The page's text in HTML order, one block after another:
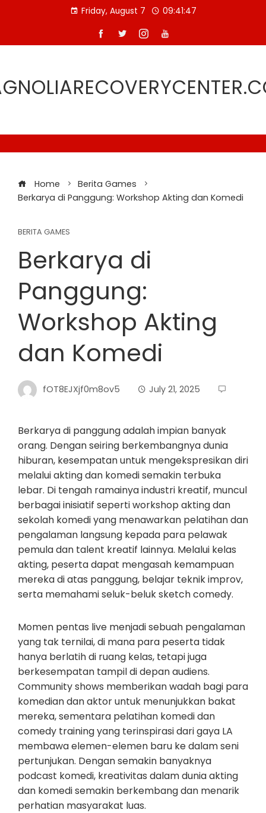
Friday, August 7 09:41:48
Home
Berita Games
Berkarya di Panggung: Workshop Akting dan Komedi
BERITA GAMES
Berkarya di
Panggung:
Workshop Akting
dan Komedi
fOT8EJXjf0m8ov5 July 21, 2025
Berkarya di panggung adalah impian banyak
orang. Dengan seiring berkembangnya dunia
hiburan, kesempatan untuk mengekspresikan diri
melalui akting dan komedi semakin terbuka
lebar. Di tengah ramainya industri kreatif, muncul
berbagai inisiatif seperti workshop akting dan
sekolah komedi yang menawarkan pelatihan dan
pengalaman langsung kepada para pelawak
pemula dan talent kreatif lainnya. Melalui kelas
akting, peserta dapat mengasah kemampuan
mereka di atas panggung, belajar teknik improv,
serta memahami seluk-beluk sketch comedy.
Momen pentas live menjadi sebuah pengalaman
yang tak ternilai, di mana para peserta tidak
hanya berlatih di ruang kelas, tetapi juga
berkesempatan tampil di depan audiens.
Community shows memberikan wadah bagi para
komedian dan aktor untuk menunjukkan bakat
mereka, sementara pelatihan komedi dan
comedy training yang terinspirasi dari gaya LA
membawa elemen-elemen baru ke dalam seni
pertunjukan. Dengan semakin banyaknya
podcast komedi, kreativitas dalam dunia akting
dan komedi semakin berkembang dan menarik
perhatian masyarakat luas.